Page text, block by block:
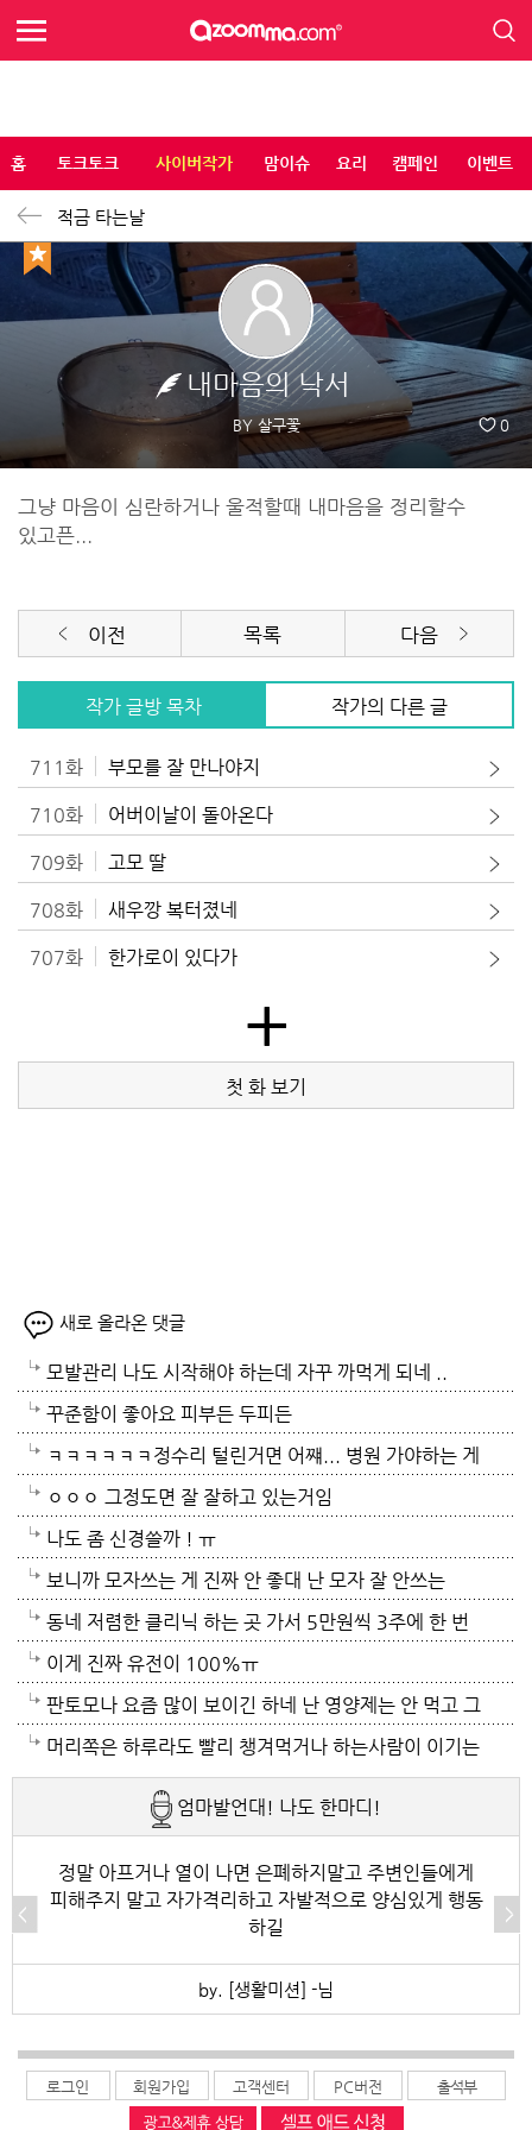
홈 토크토크 사이버작가 맘이슈 요리 캠페인 이벤트
적금 타는날
내마음의 낙서
BY 살구꽃 0
그냥 마음이 심란하거나 울적할때 내마음을 정리할수
있고픈...
이전 목록 다음
작가 글방 목차 작가의 다른 글
711화 부모를 잘 만나야지
710화 어버이날이 돌아온다
709화 고모 딸
708화 새우깡 복터졌네
707화 한가로이 있다가
+
첫 화 보기
새로 올라온 댓글
모발관리 나도 시작해야 하는데 자꾸 까먹게 되네 ..
꾸준함이 좋아요 피부든 두피든
ㅋㅋㅋㅋㅋㅋ정수리 털린거면 어쨰... 병원 가야하는 게
아닌지..
ㅇㅇㅇ 그정도면 잘 잘하고 있는거임
나도 좀 신경쓸까 ! ㅠ
보니까 모자쓰는 게 진짜 안 좋대 난 모자 잘 안쓰는
중... 캡모자 특히
동네 저렴한 클리닉 하는 곳 가서 5만원씩 3주에 한 번
씩 가는것도 좋아~~
이게 진짜 유전이 100%ㅠ
판토모나 요즘 많이 보이긴 하네 난 영양제는 안 먹고 그
냥 샴푸만 좋은 거 쓰는데 에반가
머리쪽은 하루라도 빨리 챙겨먹거나 하는사람이 이기는
엄마발언대! 나도 한마디!
정말 아프거나 열이 나면 은폐하지말고 주변인들에게
피해주지 말고 자가격리하고 자발적으로 양심있게 행동
하길
by. [생활미션] -님
로그인 회원가입 고객센터 PC버전 출석부